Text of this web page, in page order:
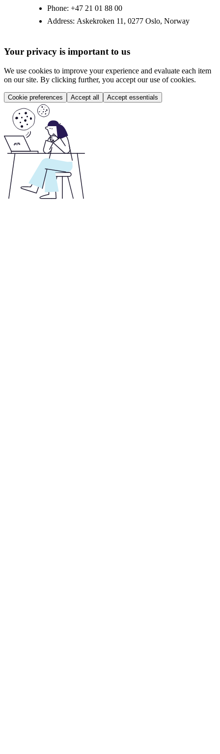
Phone: +47 21 01 88 00
Address: Askekroken 11, 0277 Oslo, Norway
Your privacy is important to us
We use cookies to improve your experience and evaluate each item
on our site. By clicking further, you accept our use of cookies.
Cookie preferences Accept all Accept essentials